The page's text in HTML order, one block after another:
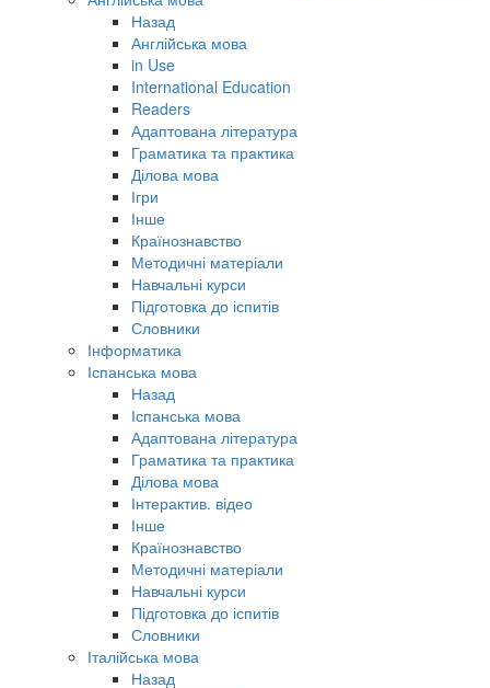
Назад
Англійська мова
in Use
International Education
Readers
Адаптована література
Граматика та практика
Ділова мова
Ігри
Інше
Країнознавство
Методичні матеріали
Навчальні курси
Підготовка до іспитів
Словники
Інформатика
Іспанська мова
Назад
Іспанська мова
Адаптована література
Граматика та практика
Ділова мова
Інтерактив. відео
Інше
Країнознавство
Методичні матеріали
Навчальні курси
Підготовка до іспитів
Словники
Італійська мова
Назад